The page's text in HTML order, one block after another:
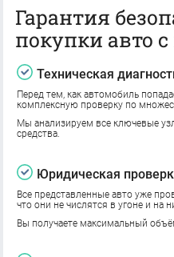
Гарантия
покупки авто
Техническая
Перед тем, как автомобиль
комплексную проверку по
Мы анализируем все ключевые
средства.
Юридическая
Все представленные авто уже
что они не числятся в угоне и на
Вы получаете максимальный